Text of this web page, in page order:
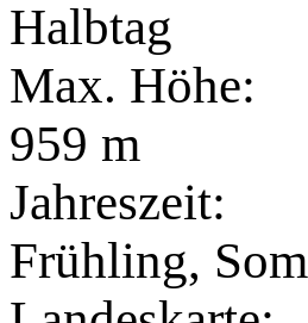
Halbtag
Max. Höhe:
959 m
Jahreszeit:
Frühling,